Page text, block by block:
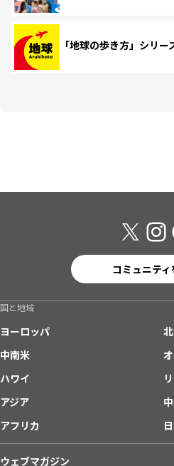
「地球の歩き方」シリ
コミュニテ
国と地域
ヨーロッパ
中南米
ハワイ
アジア
アフリカ
ウェブマガジン